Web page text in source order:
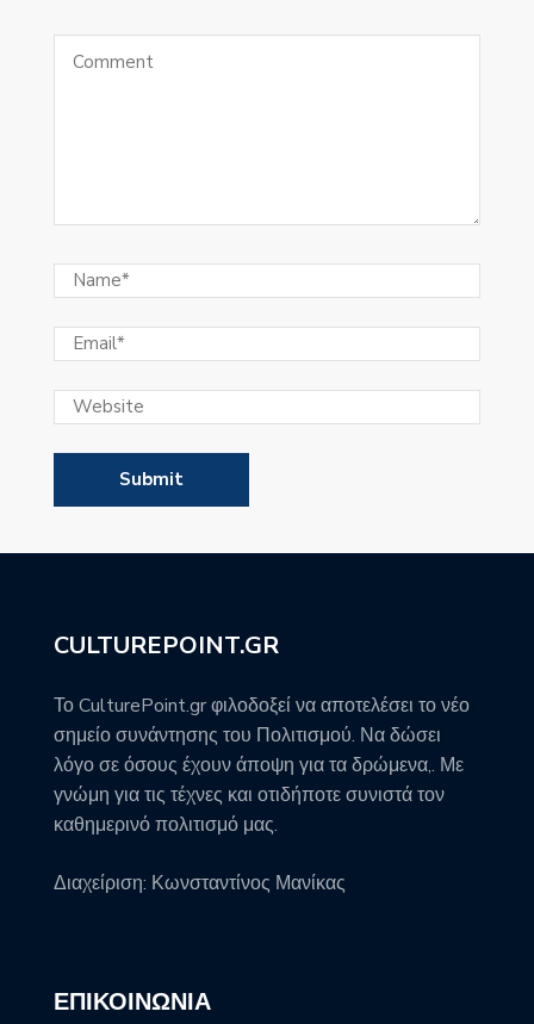
CULTUREPOINT.GR
Το CulturePoint.gr φιλοδοξεί να αποτελέσει το νέο
σημείο συνάντησης του Πολιτισμού. Να δώσει
λόγο σε όσους έχουν άποψη για τα δρώμενα,. Με
γνώμη για τις τέχνες και οτιδήποτε συνιστά τον
καθημερινό πολιτισμό μας.
Διαχείριση: Κωνσταντίνος Μανίκας
ΕΠΙΚΟΙΝΩΝΊΑ